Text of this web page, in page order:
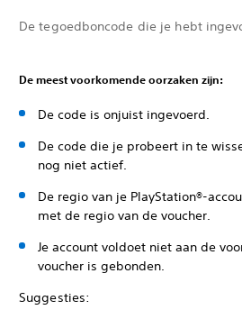
De tegoedboncode die je hebt
De meest voorkomende oorzaken zijn:
De code is onjuist ingevoerd.
De code die je probeert in te
nog niet actief.
De regio van je PlayStation®-
met de regio van de voucher.
Je account voldoet niet aan de
voucher is gebonden.
Suggesties: